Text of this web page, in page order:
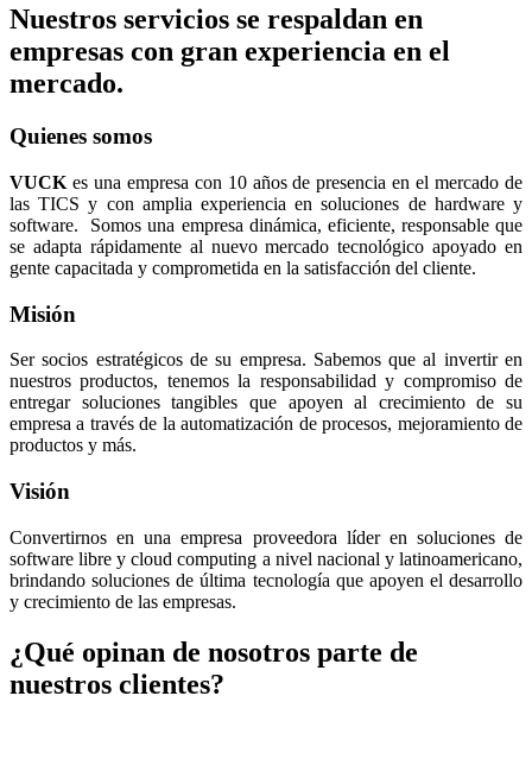
Nuestros servicios se respaldan en
empresas con gran experiencia en el
mercado.
Quienes somos
VUCK es una empresa con 10 años de presencia en el mercado de
las TICS y con amplia experiencia en soluciones de hardware y
software. Somos una empresa dinámica, eficiente, responsable que
se adapta rápidamente al nuevo mercado tecnológico apoyado en
gente capacitada y comprometida en la satisfacción del cliente.
Misión
Ser socios estratégicos de su empresa. Sabemos que al invertir en
nuestros productos, tenemos la responsabilidad y compromiso de
entregar soluciones tangibles que apoyen al crecimiento de su
empresa a través de la automatización de procesos, mejoramiento de
productos y más.
Visión
Convertirnos en una empresa proveedora líder en soluciones de
software libre y cloud computing a nivel nacional y latinoamericano,
brindando soluciones de última tecnología que apoyen el desarrollo
y crecimiento de las empresas.
¿Qué opinan de nosotros parte de
nuestros clientes?